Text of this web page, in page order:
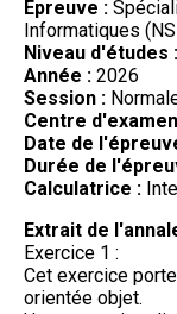
Epreuve :
Informatiques
Niveau d'études :
Année : 2026
Session :
Centre
Date de
Durée de
Calculatrice :
Extrait de
Exercice 1 :
Cet exercice
orientée objet.